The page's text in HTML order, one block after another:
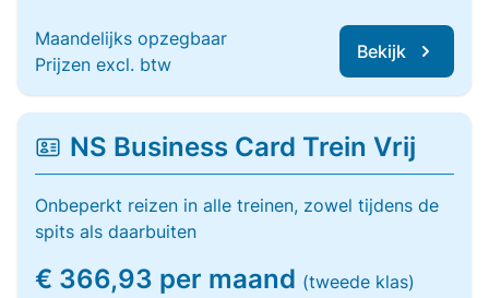
Maandelijks opzegbaar
Prijzen excl. btw
Bekijk
NS Business Card Trein Vrij
Onbeperkt reizen in alle treinen, zowel tijdens de
spits als daarbuiten
€ 366,93 per maand (tweede klas)